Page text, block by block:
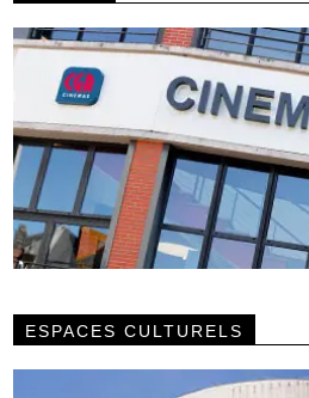
ESPACES CULTURELS